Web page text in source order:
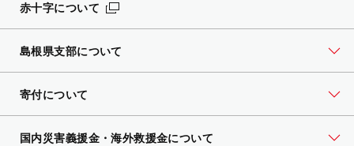
赤十字について
島根県支部について
寄付について
国内災害義援金・海外救援金について